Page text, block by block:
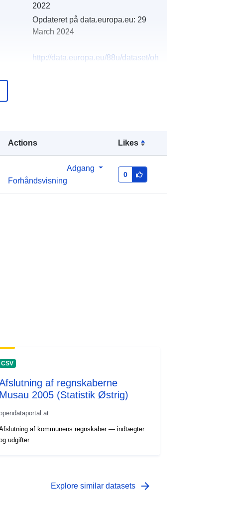
Actions Likes
Adgang
Forhåndsvisning
0
2022
Opdateret på data.europa.eu: 29
March 2024
http://data.europa.eu/88u/dataset/oh
CSV
af regnskaberne
Musau 2005 (Statistik Østrig)
af kommunens regnskaber — indtægter
udgifter
Explore similar datasets arrow_forward